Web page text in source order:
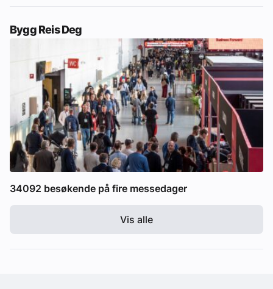
Bygg Reis Deg
34092 besøkende på fire messedager
Vis alle